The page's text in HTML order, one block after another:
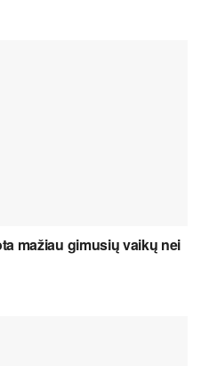
mažiau gimusių vaikų nei